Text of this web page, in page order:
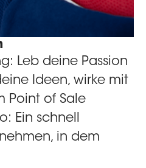
Leb deine Passion
Ideen, wirke mit
Point of Sale
Ein schnell
in dem